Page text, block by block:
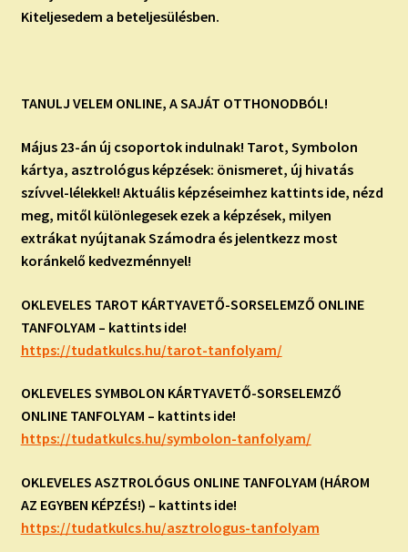
Kiteljesedem a beteljesülésben.
TANULJ VELEM ONLINE, A SAJÁT OTTHONODBÓL!
Május 23-án új csoportok indulnak! Tarot, Symbolon
kártya, asztrológus képzések: önismeret, új hivatás
szívvel-lélekkel! Aktuális képzéseimhez kattints ide, nézd
meg, mitől különlegesek ezek a képzések, milyen
extrákat nyújtanak Számodra és jelentkezz most
koránkelő kedvezménnyel!
OKLEVELES TAROT KÁRTYAVETŐ-SORSELEMZŐ ONLINE
TANFOLYAM – kattints ide!
https://tudatkulcs.hu/tarot-tanfolyam/
OKLEVELES SYMBOLON KÁRTYAVETŐ-SORSELEMZŐ
ONLINE TANFOLYAM – kattints ide!
https://tudatkulcs.hu/symbolon-tanfolyam/
OKLEVELES ASZTROLÓGUS ONLINE TANFOLYAM (HÁROM
AZ EGYBEN KÉPZÉS!) – kattints ide!
https://tudatkulcs.hu/asztrologus-tanfolyam